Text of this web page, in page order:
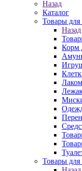
Назад
Каталог
Товары для
Назад
Корм
Товары